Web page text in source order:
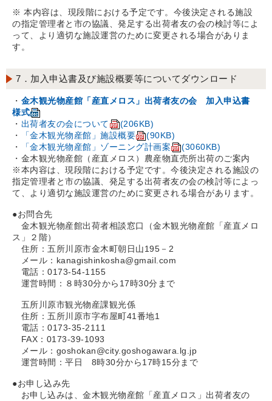
※ 本内容は、現段階における予定です。今後決定される施設
の指定管理者と市の協議、発足する出荷者友の会の検討等によ
って、より適切な施設運営のために変更される場合がありま
す。
7．加入申込書及び施設概要等についてダウンロード
・ 金木観光物産館「産直メロス」出荷者友の会 加入申込書
様式
・ 出荷者友の会について
(206KB)
・
「金木観光物産館」施設概要
(90KB)
・
「金木観光物産館」ゾーニング計画案
(3060KB)
・金木観光物産館（産直メロス）農産物直売所出荷のご案内
※本内容は、現段階における予定です。今後決定される施設の
指定管理者と市の協議、発足する出荷者友の会の検討等によっ
て、より適切な施設運営のために変更される場合があります。
●お問合先
金木観光物産館出荷者相談窓口（金木観光物産館「産直メロ
ス」２階）
住所：五所川原市金木町朝日山195－2
メール：kanagishinkosha@gmail.com
電話：0173-54-1155
運営時間：８時30分から17時30分まで
五所川原市観光物産課観光係
住所：五所川原市字布屋町41番地1
電話：0173-35-2111
FAX：0173-39-1093
メール：goshokan@city.goshogawara.lg.jp
運営時間：平日 8時30分から17時15分まで
●お申し込み先
お申し込みは、金木観光物産館「産直メロス」出荷者友の